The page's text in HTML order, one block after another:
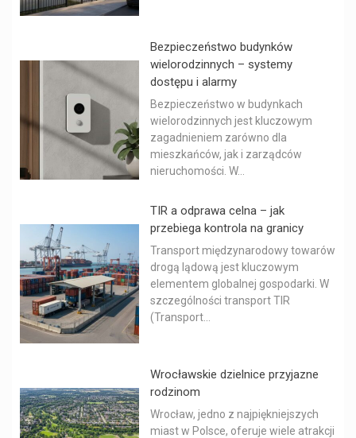
Bezpieczeństwo budynków
wielorodzinnych – systemy
dostępu i alarmy
Bezpieczeństwo w budynkach
wielorodzinnych jest kluczowym
zagadnieniem zarówno dla
mieszkańców, jak i zarządców
nieruchomości. W...
TIR a odprawa celna – jak
przebiega kontrola na granicy
Transport międzynarodowy towarów
drogą lądową jest kluczowym
elementem globalnej gospodarki. W
szczególności transport TIR
(Transport...
Wrocławskie dzielnice przyjazne
rodzinom
Wrocław, jedno z najpiękniejszych
miast w Polsce, oferuje wiele atrakcji